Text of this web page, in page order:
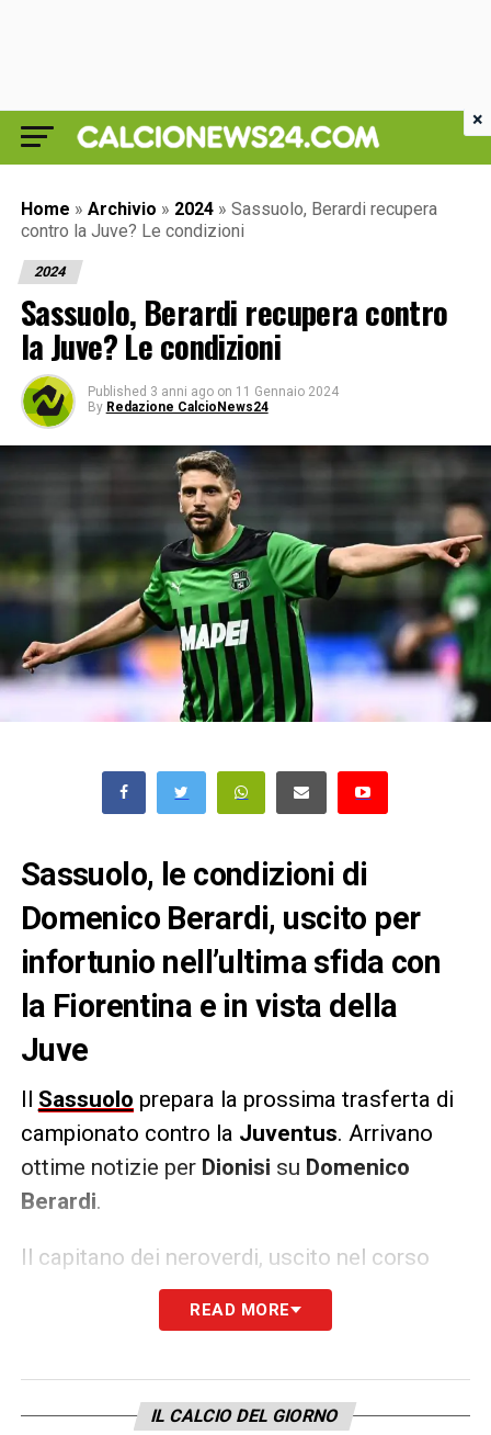
Home » Archivio » 2024 » Sassuolo, Berardi recupera
contro la Juve? Le condizioni
2024
Sassuolo, Berardi recupera contro
la Juve? Le condizioni
Published 3 anni ago on 11 Gennaio 2024
By Redazione CalcioNews24
Sassuolo, le condizioni di
Domenico Berardi, uscito per
infortunio nell’ultima sfida con
la Fiorentina e in vista della
Juve
Il Sassuolo prepara la prossima trasferta di
campionato contro la Juventus. Arrivano
ottime notizie per Dionisi su Domenico
Berardi.
Il capitano dei neroverdi, uscito nel corso
della scorsa partita con la Fiorentina per
affaticamento muscolare, è recuperato e
READ MORE
IL CALCIO DEL GIORNO
×